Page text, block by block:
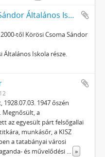
Körösi Csoma Sándor Általános Iskola, Tatabánya
től Körösi Csoma Sándor
Általános Iskola része.
1947 őszén
Megnősült, a
az egyesült párt felsőgallai
munkásőr, a KISZ
a tatabányai városi
és művelődési ... »